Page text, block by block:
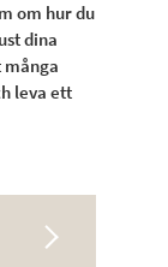
om hur du
dina
många
leva ett